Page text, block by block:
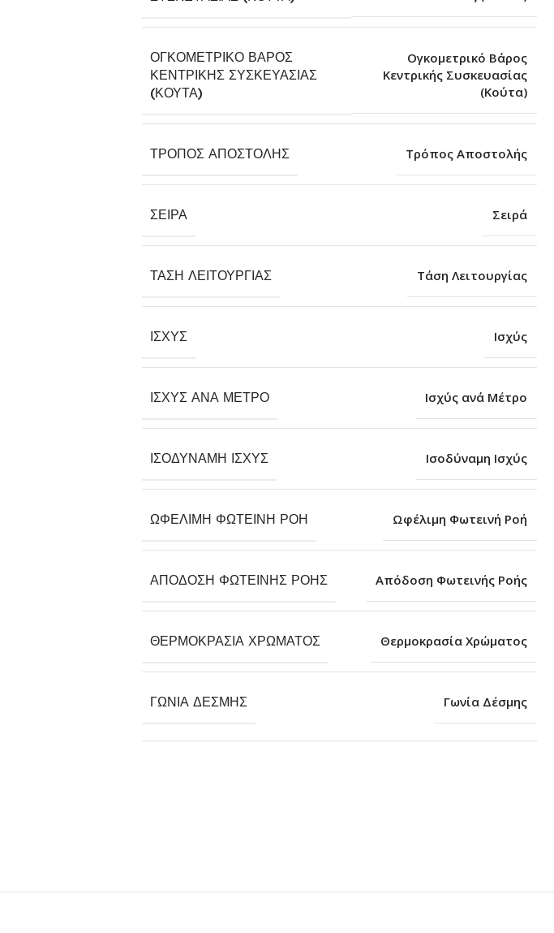
ΟΓΚΟΜΕΤΡΙΚΌ ΒΆΡΟΣ
ΚΕΝΤΡΙΚΉΣ ΣΥΣΚΕΥΑΣΊΑΣ
(ΚΟΎΤΑ)
Ογκομετρικό Βάρος
Κεντρικής Συσκευασίας
(Κούτα)
ΤΡΌΠΟΣ ΑΠΟΣΤΟΛΉΣ Τρόπος Αποστολής
ΣΕΙΡΆ Σειρά
ΤΆΣΗ ΛΕΙΤΟΥΡΓΊΑΣ Τάση Λειτουργίας
ΙΣΧΎΣ Ισχύς
ΙΣΧΎΣ ΑΝΆ ΜΈΤΡΟ Ισχύς ανά Μέτρο
ΙΣΟΔΎΝΑΜΗ ΙΣΧΎΣ Ισοδύναμη Ισχύς
ΩΦΈΛΙΜΗ ΦΩΤΕΙΝΉ ΡΟΉ Ωφέλιμη Φωτεινή Ροή
ΑΠΌΔΟΣΗ ΦΩΤΕΙΝΉΣ ΡΟΉΣ Απόδοση Φωτεινής Ροής
ΘΕΡΜΟΚΡΑΣΊΑ ΧΡΏΜΑΤΟΣ Θερμοκρασία Χρώματος
ΓΩΝΊΑ ΔΈΣΜΗΣ Γωνία Δέσμης